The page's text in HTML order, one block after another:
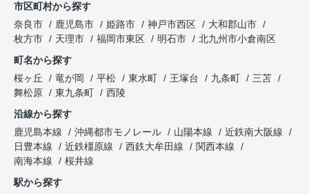
市区町村から探す
奈良市
鹿児島市 姫路市 神戸市西区
大和郡山市
枚方市
天理市 福岡市東区 明石市
北九州市小倉南区
町名から探す
桜ヶ丘
竜が岡 平松 東水町 王塚台 九条町
三苫
舞松原
東九条町
西陵
沿線から探す
鹿児島本線
沖縄都市モノレール 山陽本線
近鉄南大阪線
日豊本線
近鉄橿原線 西鉄大牟田線
関西本線
南海本線
桜井線
駅から探す